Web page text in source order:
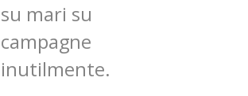
su mari su
campagne
inutilmente.